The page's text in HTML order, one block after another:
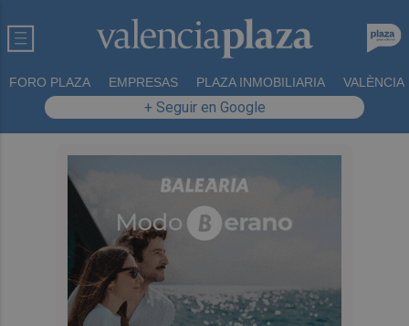
FORO PLAZA EMPRESAS PLAZA INMOBILIARIA VALÈNCIA
+ Seguir en Google